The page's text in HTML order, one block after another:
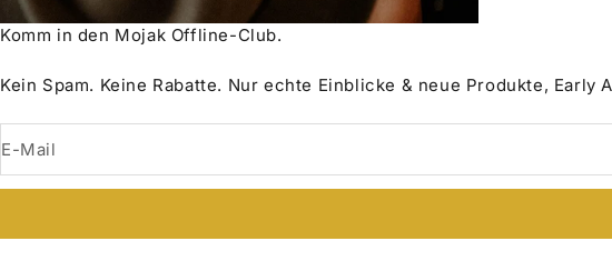
Komm in den Mojak Offline-Club.
Kein Spam. Keine Rabatte. Nur echte Einblicke & neue Produkte,
E-Mail